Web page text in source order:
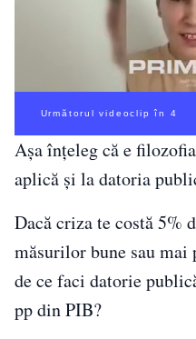
Următorul videoclip în 3
Așa înțeleg că e
aplică și la datoria
Dacă criza te costă 5%
măsurilor bune sau mai
de ce faci datorie
pp din PIB?